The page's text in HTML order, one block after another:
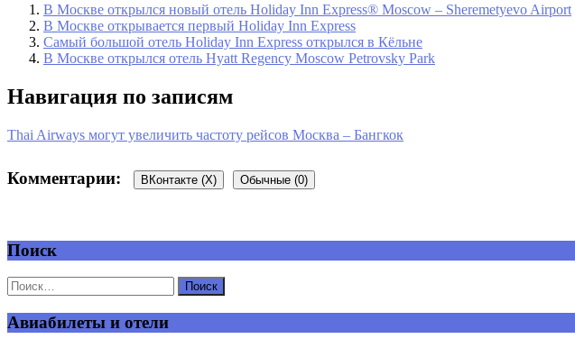
В Москве открылся новый отель Holiday Inn Express® Moscow – Sheremetyevo Airport
В Москве открывается первый Holiday Inn Express
Самый большой отель Holiday Inn Express открылся в Кёльне
В Москве открылся отель Hyatt Regency Moscow Petrovsky Park
Навигация по записям
Thai Airways могут увеличить частоту рейсов Москва – Бангкок
Комментарии: ВКонтакте (X) Обычные (0)
Добавить комментарий
Ваш адрес email не будет опубликован.
Поиск
Авиабилеты и отели